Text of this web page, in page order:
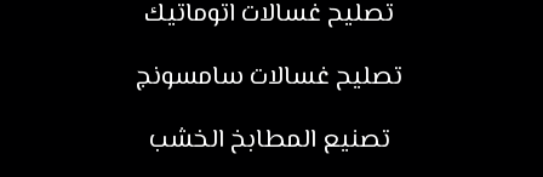
تصليح غسالات اتوماتيك
تصليح غسالات سامسونج
تصنيع المطابخ الخشب